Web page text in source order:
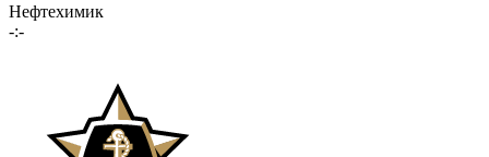
Нефтехимик
-:-